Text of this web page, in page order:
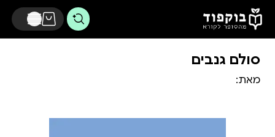
דלג לתוכן הראשי
סולם גנבים
מאת: